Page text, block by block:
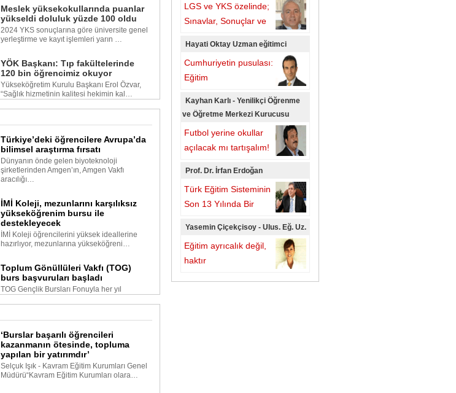
Meslek yüksekokullarında puanlar
yükseldi doluluk yüzde 100 oldu
2024 YKS sonuçlarına göre üniversite genel
yerleştirme ve kayıt işlemleri yarın …
YÖK Başkanı: Tıp fakültelerinde
120 bin öğrencimiz okuyor
Yükseköğretim Kurulu Başkanı Erol Özvar,
“Sağlık hizmetinin kalitesi hekimin kal…
Türkiye’deki öğrencilere Avrupa’da
bilimsel araştırma fırsatı
Dünyanın önde gelen biyoteknoloji
şirketlerinden Amgen’ın, Amgen Vakfı
aracılığı…
İMİ Koleji, mezunlarını karşılıksız
yükseköğrenim bursu ile
destekleyecek
İMİ Koleji öğrencilerini yüksek ideallerine
hazırlıyor, mezunlarına yükseköğreni…
Toplum Gönüllüleri Vakfı (TOG)
burs başvuruları başladı
TOG Gençlik Bursları Fonuyla her yıl
To…
‘Burslar başarılı öğrencileri
kazanmanın ötesinde, topluma
yapılan bir yatırımdır’
Selçuk Işık - Kavram Eğitim Kurumları Genel
Müdürü“Kavram Eğitim Kurumları olara…
LGS ve YKS özelinde;
Sınavlar, Sonuçlar ve
Hayati Oktay Uzman eğitimci
Cumhuriyetin pusulası:
Eğitim
Kayhan Karlı - Yenilikçi Öğrenme
ve Öğretme Merkezi Kurucusu
Futbol yerine okullar
açılacak mı tartışalım!
Prof. Dr. İrfan Erdoğan
Türk Eğitim Sisteminin
Son 13 Yılında Bir
Yasemin Çiçekçisoy - Ulus. Eğ. Uz.
Eğitim ayrıcalık değil,
haktır